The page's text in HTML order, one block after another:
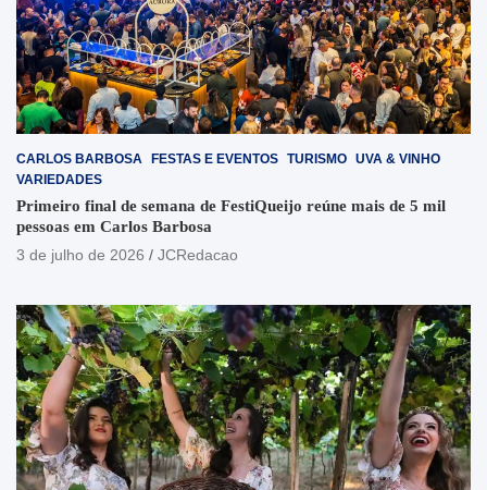
CARLOS BARBOSA FESTAS E EVENTOS TURISMO UVA & VINHO
VARIEDADES
Primeiro final de semana de FestiQueijo reúne mais de 5 mil
pessoas em Carlos Barbosa
3 de julho de 2026
JCRedacao